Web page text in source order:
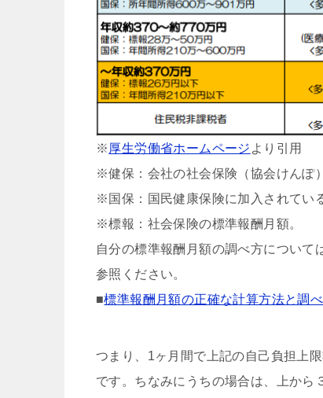
※ 厚生労働省ホームページ より引用
※健保：会社の社会保険（協会けんぽ
※国保：国民健康保険に加入されてい
※標報：社会保険の標準報酬月額。
自分の標準報酬月額の調べ方につい
参照ください。
■標準報酬月額の正確な計算方法と調
つまり、1ヶ月間で上記の自己負担上
です。ちなみにうちの場合は、上から